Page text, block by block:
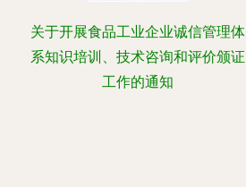
关于开展食品工业企业诚信管理体
系知识培训、技术咨询和评价颁证
工作的通知